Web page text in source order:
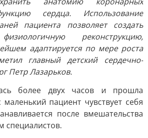
сердца. Использование
пациента позволяет создать
реконструкцию,
адаптируется по мере роста
главный детский сердечно-
Петр Лазарьков.
более двух часов и прошла
пациент чувствует себя
после вмешательства
специалистов.